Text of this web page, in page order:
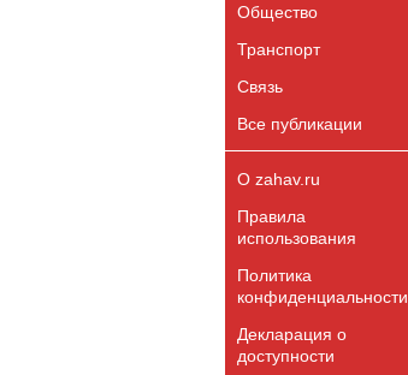
Общество
Транспорт
Связь
Все публикации
О zahav.ru
Правила
использования
Политика
конфиденциальности
Декларация о
доступности